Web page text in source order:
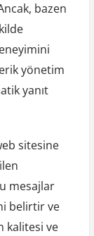
bazen
yönetim
yanıt
sitesine
mesajlar
belirtir ve
kalitesi ve